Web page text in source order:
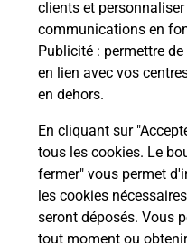
clients et
communications en
Publicité : permettre
en lien avec vos
en dehors.
En cliquant sur
tous les cookies. Le
fermer" vous permet
les cookies
seront déposés. Vous
tout moment ou
Vous recherchez un
de chez vous ?
téléphones iPhone
Poste à TROYES
En savoir plus